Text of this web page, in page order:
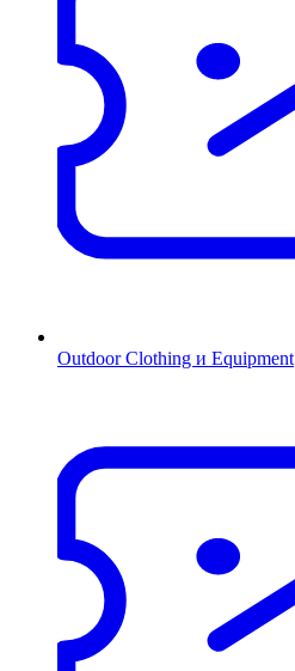
Outdoor Clothing и Equipment